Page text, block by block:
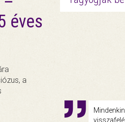
éves
a
visszafelé